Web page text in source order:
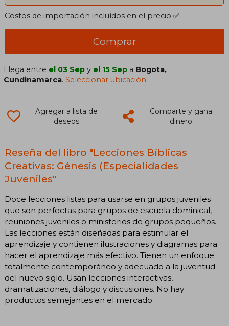
Costos de importación incluídos en el precio ✅
Comprar
Llega entre el 03 Sep y el 15 Sep a Bogota,
Cundinamarca.Seleccionar ubicación
Agregar a lista de
deseos
Comparte y gana
dinero
Reseña del libro "Lecciones Bíblicas
Creativas: Génesis (Especialidades
Juveniles"
Doce lecciones listas para usarse en grupos juveniles
que son perfectas para grupos de escuela dominical,
reuniones juveniles o ministerios de grupos pequeños.
Las lecciones están diseñadas para estimular el
aprendizaje y contienen ilustraciones y diagramas para
hacer el aprendizaje más efectivo. Tienen un enfoque
totalmente contemporáneo y adecuado a la juventud
del nuevo siglo. Usan lecciones interactivas,
dramatizaciones, diálogo y discusiones. No hay
productos semejantes en el mercado.